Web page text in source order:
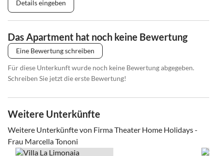
Details eingeben
Das Apartment hat noch keine Bewertung
Eine Bewertung schreiben
Für diese Unterkunft wurde noch keine Bewertung abgegeben.
Schreiben Sie jetzt die erste Bewertung!
Weitere Unterkünfte
Weitere Unterkünfte von Firma Theater Home Holidays -
Frau Marcella Tononi